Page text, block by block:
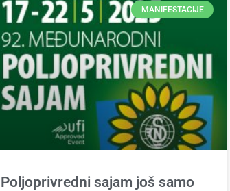
MANIFESTACIJE
Poljoprivredni sajam još samo